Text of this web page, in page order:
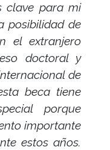
clave para mi
posibilidad de
el extranjero
doctoral y
de
beca tiene
porque
importante
estos años.